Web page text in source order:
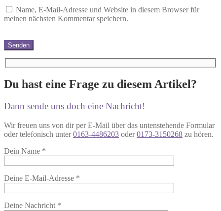
Name, E-Mail-Adresse und Website in diesem Browser für
meinen nächsten Kommentar speichern.
Du hast eine Frage zu diesem Artikel?
Dann sende uns doch eine Nachricht!
Wir freuen uns von dir per E-Mail über das untenstehende Formular
oder telefonisch unter0163-4486203 oder0173-3150268 zu hören.
Dein Name *
Deine E-Mail-Adresse *
Deine Nachricht *